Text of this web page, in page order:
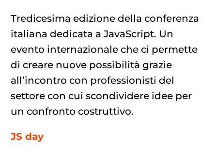
Tredicesima edizione della conferenza
italiana dedicata a JavaScript. Un
evento internazionale che ci permette
di creare nuove possibilità grazie
all’incontro con professionisti del
settore con cui scondividere idee per
un confronto costruttivo.
JS day